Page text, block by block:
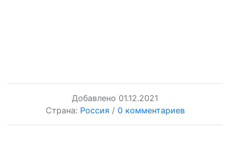
Добавлено 01.12.2021
Страна: Россия / 0 комментариев